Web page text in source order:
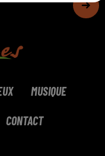
MUSIQUE
CONTACT